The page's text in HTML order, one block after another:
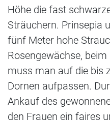
Höhe die fast
Sträuchern. Prinsepia
fünf Meter hohe
Rosengewächse,
muss man auf die bis
Dornen aufpassen.
Ankauf des
den Frauen ein faires